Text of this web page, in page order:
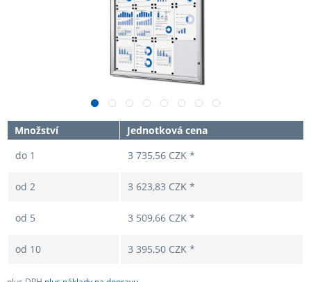
Množství
Jednotková cena
do 1 3 735,56 CZK *
od 2 3 623,83 CZK *
od 5 3 509,66 CZK *
od 10 3 395,50 CZK *